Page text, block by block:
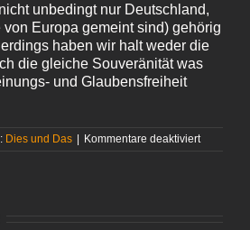
unbedingt nur Deutschland,
Europa gemeint sind) gehörig
haben wir halt weder die
die gleiche Souveränität was
und Glaubensfreiheit
Dies und Das | Kommentare deaktiviertfür